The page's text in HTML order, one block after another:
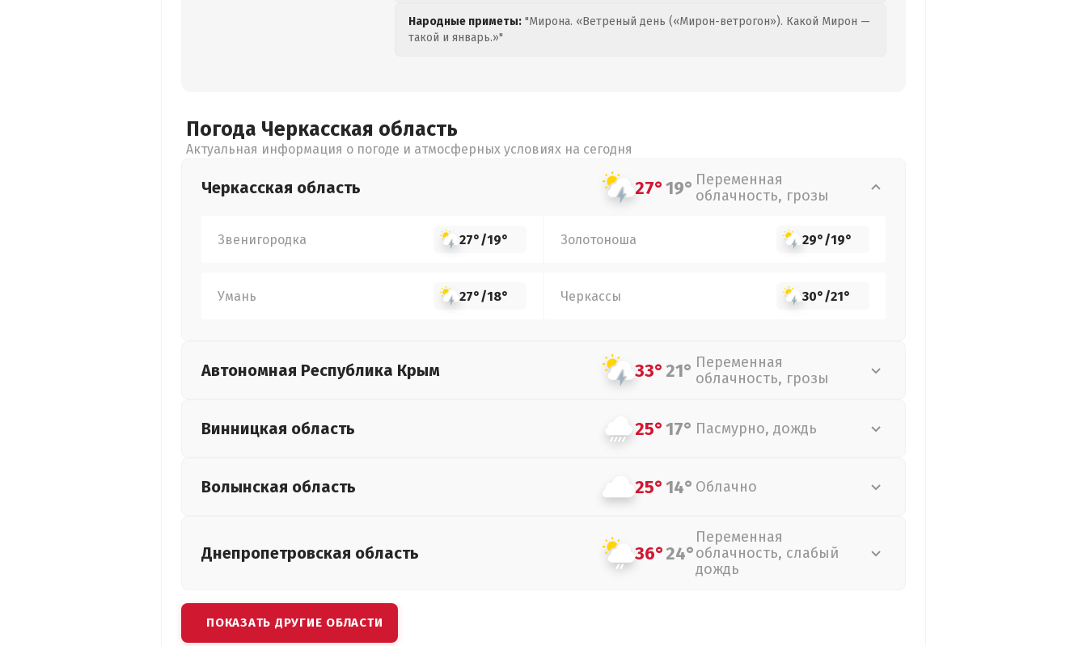
Народные приметы: "Мирона. «Ветреный день («Мирон-ветрогон»). Какой Мирон —
такой и январь.»"
Погода Черкасская область
Актуальная информация о погоде и атмосферных условиях на сегодня
Черкасская область 27°19° Переменная
облачность, грозы
Звенигородка 27°/19° Золотоноша 29°/19°
Умань 27°/18° Черкассы 30°/21°
Автономная Республика Крым 33°21° Переменная
облачность, грозы
Винницкая область 25°17° Пасмурно, дождь
Волынская область 25°14° Облачно
Днепропетровская область 36°24°
Переменная
облачность, слабый
дождь
ПОКАЗАТЬ ДРУГИЕ ОБЛАСТИ